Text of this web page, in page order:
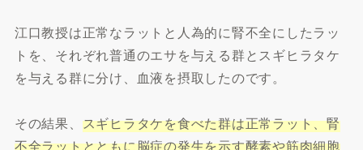
江口教授は正常なラットと人為的に腎不全にしたラッ
トを、それぞれ普通のエサを与える群とスギヒラタケ
を与える群に分け、血液を摂取したのです。
その結果、 スギヒラタケを食べた群は正常ラット、腎
不全ラットとともに脳症の発生を示す酵素や筋肉細胞